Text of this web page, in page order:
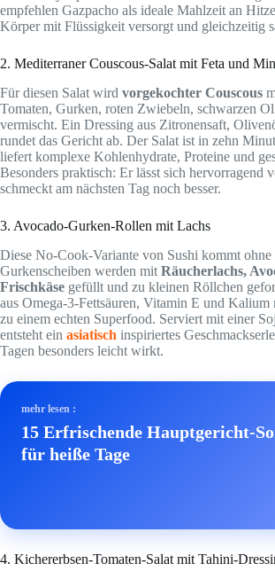
empfehlen Gazpacho als ideale Mahlzeit an
Körper mit Flüssigkeit versorgt und gleichzeitig
2. Mediterraner Couscous-Salat mit Feta und
Für diesen Salat wird vorgekochter Couscous
Tomaten, Gurken, roten Zwiebeln, schwarzen
vermischt. Ein Dressing aus Zitronensaft,
rundet das Gericht ab. Der Salat ist in zehn
liefert komplexe Kohlenhydrate, Proteine und
Besonders praktisch: Er lässt sich hervorragend
schmeckt am nächsten Tag noch besser.
3. Avocado-Gurken-Rollen mit Lachs
Diese No-Cook-Variante von Sushi kommt ohne
Gurkenscheiben werden mit Räucherlachs,
Frischkäse gefüllt und zu kleinen Röllchen
aus Omega-3-Fettsäuren, Vitamin E und Kalium
zu einem echten Superfood. Serviert mit einer
entsteht ein asiatisch inspiriertes
Tagen besonders leicht wirkt.
mehr lesen :
15 Erfrischende Hauptgericht-
für heiße Tage
4. Kichererbsen-Tomaten-Salat mit Tahini-